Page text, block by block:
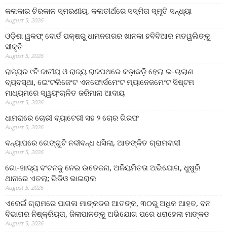
କଳାକାର ଚିରକାଳ ସ୍ମରଣୀୟ, କଳାତୀର୍ଥରେ ସସ୍ମିତା ସ୍ମୃତି ସନ୍ଧ୍ୟା
August 5, 2026
ଓଡ଼ିଶା ୱକଫ୍ ବୋର୍ଡ ପକ୍ଷରୁ ଧାମନଗରର ଖାନକା ହବିବିଆର ମତୱଲିଙ୍କୁ
ସୀକୃତି
August 5, 2026
ରାଜ୍ୟର ୯ଟି ଜାତୀୟ ଓ ରାଜ୍ୟ ରାଜପଥରେ କଡ଼ାକଡ଼ି ହେଲା ଇ-ଚାଲାଣ
ବ୍ୟବସ୍ଥା, ଇେଂଟଲିଜେଂଟ ଏନଫୋର୍ସମେଂଟ ମ୍ୟାନେଜମେଂଟ ସିଷ୍ଟମ
ମାଧ୍ୟମରେ ସ୍ୱୟଂଚାଳିତ ଜରିମାନା ଆଦାୟ
August 5, 2026
ଧାମରାରେ ଚୋରୀ ବ୍ୟାଟେରୀ ସହ ୨ ଚୋର ଗିରଫ
August 5, 2026
ବନ୍ୟାପରେ ଗେଙ୍ଗୁଟି ନଦୀବନ୍ଧ ଧସିଲା, ଆତଙ୍କିତ ଗ୍ରାମବାସୀ
August 5, 2026
ଗୋ-ଖାଦ୍ୟ ବଂଟନକୁ ନେଇ ଉତେଜନା, ଅନିୟମିତତା ଅଭିଯୋଗ, ଧୁଷୁରି
ଥାନାରେ ଏତଲା; ଭିଡିଓ ଭାଇରାଲ
August 5, 2026
ଏରେଇଁ ଗ୍ରାମରେ ପାଗଳା ମାଙ୍କଡର ଆତଙ୍କ, ୩୦ରୁ ଅଧିକ ଆହତ, ବନ
ବିଭାଗର ନିଷ୍କ୍ରିୟତା, ଜିଲାପାଳଙ୍କୁ ଅଭିଯୋଗ ପରେ ଧରାହେଲା ମାଙ୍କଡ
August 5, 2026